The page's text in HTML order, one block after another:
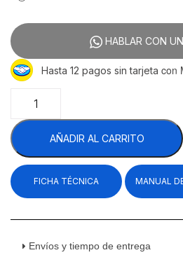
HABLAR CON
Hasta 12 pagos sin tarjeta con
350
Embutidora
Hidráulica
Vertical
Acero
Inoxidable
110
AÑADIR AL CARRITO
FICHA TÉCNICA MANUAL
Envíos y tiempo de entrega